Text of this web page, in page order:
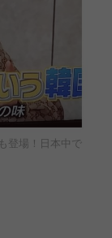
登場！日本中で